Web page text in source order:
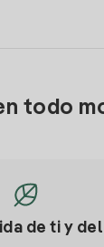
todo
de ti y